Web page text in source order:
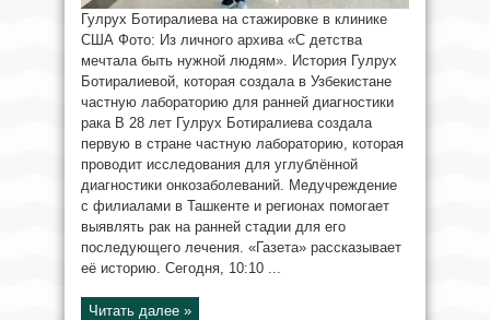
Гулрух Ботиралиева на стажировке в клинике
США Фото: Из личного архива «С детства
мечтала быть нужной людям». История Гулрух
Ботиралиевой, которая создала в Узбекистане
частную лабораторию для ранней диагностики
рака В 28 лет Гулрух Ботиралиева создала
первую в стране частную лабораторию, которая
проводит исследования для углублённой
диагностики онкозаболеваний. Медучреждение
с филиалами в Ташкенте и регионах помогает
выявлять рак на ранней стадии для его
последующего лечения. «Газета» рассказывает
её историю. Сегодня, 10:10 ...
Читать далее »